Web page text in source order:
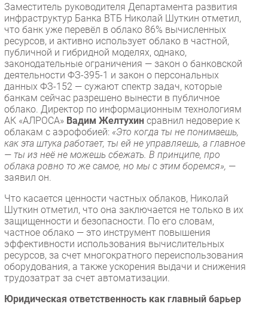
Заместитель руководителя Департамента развития
инфраструктур Банка ВТБ Николай Шуткин отметил,
что банк уже перевёл в облако 86% вычисленных
ресурсов, и активно использует облако в частной,
публичной и гибридной моделях, однако,
законодательные ограничения — закон о банковской
деятельности ФЗ-395-1 и закон о персональных
данных ФЗ-152 — сужают спектр задач, которые
банкам сейчас разрешено вынести в публичное
облако. Директор по информационным технологиям
АК «АЛРОСА» Вадим Желтухин сравнил недоверие к
облакам с аэрофобией: «Это когда ты не понимаешь,
как эта штука работает, ты ей не управляешь, а главное
— ты из неё не можешь сбежать. В принципе, про
облака ровно то же самое, но мы с этим боремся», —
заявил он.
Что касается ценности частных облаков, Николай
Шуткин отметил, что она заключается не только в их
защищенности и безопасности. По его словам,
частное облако — это инструмент повышения
эффективности использования вычислительных
ресурсов, за счет многократного переиспользования
оборудования, а также ускорения выдачи и снижения
трудозатрат за счет автоматизации.
Юридическая ответственность как главный барьер